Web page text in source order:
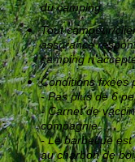
du camping.
Tout campeur/
assurance
camping
Conditions fixées
- Pas plus de 6
- Carnet de
compagnie.
- Le barbecue est
au charbon de